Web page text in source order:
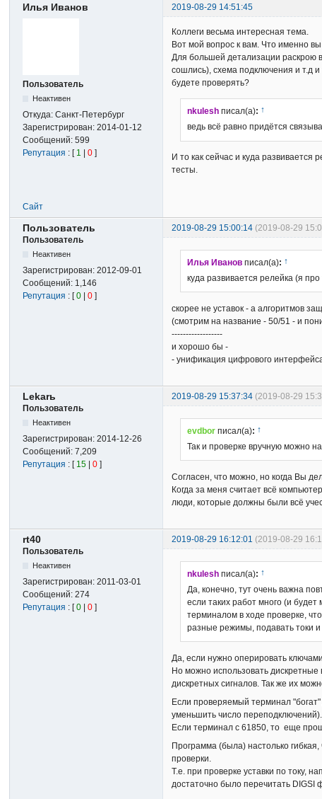
Илья Иванов 2019-08-29 14:51:45
Пользователь
Неактивен
Откуда:Санкт-Петербург
Зарегистрирован:2014-01-12
Сообщений:599
Репутация : [ 1 |0 ]
Коллеги весьма интересная тема.
Вот мой вопрос к вам. Что именно
Для большей детализации раскрою
сошлись), схема подключения и т.д
будете проверять?
nkulesh писал(а): ↑
ведь всё равно придётся
И то как сейчас и куда
тесты.
Сайт
Пользователь 2019-08-29 15:00:14 (2019-08-29
Пользователь
Неактивен
Зарегистрирован:2012-09-01
Сообщений: 1,146
Репутация : [0 |0 ]
Илья Иванов писал(а): ↑
куда развивается релейка (я
скорее не уставок - а алгоритмов
(смотрим на название - 50/51 - и
------------------
и хорошо бы -
- унификация цифрового
Lekarь 2019-08-29 15:37:34 (2019-08-29
Пользователь
Неактивен
Зарегистрирован:2014-12-26
Сообщений:7,209
Репутация : [ 15 |0 ]
evdbor писал(а): ↑
Так и проверке вручную можно
Согласен, что можно, но когда Вы
Когда за меня считает всё
люди, которые должны были всё
rt40 2019-08-29 16:12:01 (2019-08-29
Пользователь
Неактивен
Зарегистрирован:2011-03-01
Сообщений:274
Репутация : [0 |0 ]
nkulesh писал(а): ↑
Да, конечно, тут очень важна
если таких работ много (и
терминалом в ходе проверке,
разные режимы, подавать токи
Да, если нужно оперировать
Но можно использовать
дискретных сигналов. Так же их
Если проверяемый терминал
уменьшить число переподключений).
Если терминал с 61850, то еще
Программа (была) настолько
проверки.
Т.е. при проверке уставки по току,
достаточно было перечитать